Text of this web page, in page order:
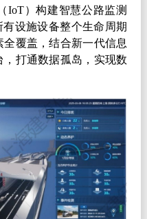
IoT）构建智慧公路监测
设施设备整个生命周期
覆盖，结合新一代信息
打通数据孤岛，实现数